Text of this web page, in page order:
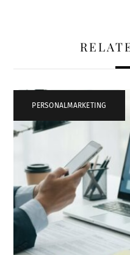
PERSONALMARKETING